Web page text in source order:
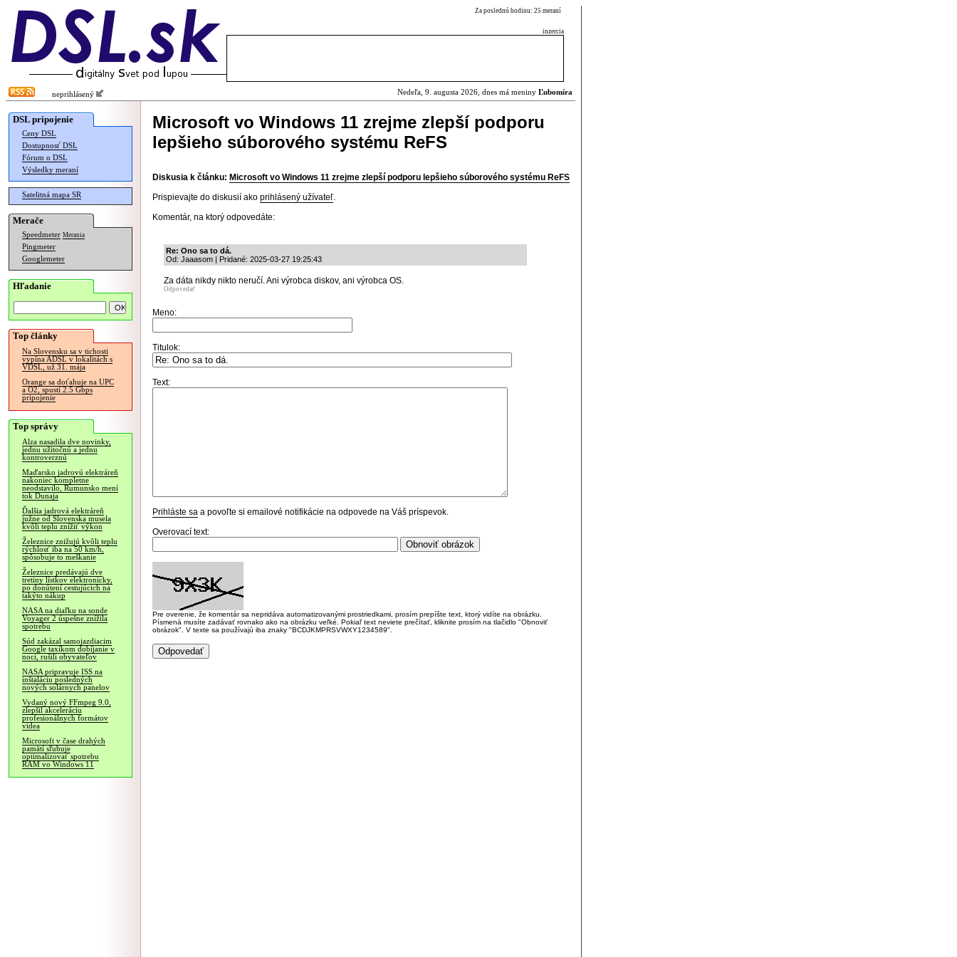
Za poslednú hodinu: 25 meraní
inzercia
neprihlásený Nedeľa, 9. augusta 2026, dnes má meniny Ľubomíra
DSL pripojenie
Ceny DSL
Dostupnosť DSL
Fórum o DSL
Výsledky meraní
Satelitná mapa SR
Merače
Speedmeter Merania
Pingmeter
Googlemeter
Hľadanie
Top články
Na Slovensku sa v tichosti
vypína ADSL v lokalitách s
VDSL, už 31. mája
Orange sa doťahuje na UPC
a O2, spustí 2.5 Gbps
pripojenie
Top správy
Alza nasadila dve novinky,
jednu užitočnú a jednu
kontroverznú
Maďarsko jadrovú elektráreň
nakoniec kompletne
neodstavilo, Rumunsko mení
tok Dunaja
Ďalšia jadrová elektráreň
južne od Slovenska musela
kvôli teplu znížiť výkon
Železnice znižujú kvôli teplu
rýchlosť iba na 50 km/h,
spôsobuje to meškanie
Železnice predávajú dve
tretiny lístkov elektronicky,
po donútení cestujúcich na
takýto nákup
NASA na diaľku na sonde
Voyager 2 úspešne znížila
spotrebu
Súd zakázal samojazdiacim
Google taxíkom dobíjanie v
noci, rušili obyvateľov
NASA pripravuje ISS na
inštaláciu posledných
nových solárnych panelov
Vydaný nový FFmpeg 9.0,
zlepšil akceleráciu
profesionálnych formátov
videa
Microsoft v čase drahých
pamätí sľubuje
optimalizovať spotrebu
RAM vo Windows 11
Microsoft vo Windows 11 zrejme zlepší podporu
lepšieho súborového systému ReFS
Diskusia k článku: Microsoft vo Windows 11 zrejme zlepší podporu lepšieho súborového systému ReFS
Prispievajte do diskusií ako prihlásený užívateľ.
Komentár, na ktorý odpovedáte:
Re: Ono sa to dá.
Od: Jaaasom | Pridané: 2025-03-27 19:25:43
Za dáta nikdy nikto neručí. Ani výrobca diskov, ani výrobca OS.
Odpovedať
Meno:
Titulok:
Text:
Prihláste sa a povoľte si emailové notifikácie na odpovede na Váš príspevok.
Overovací text:
Pre overenie, že komentár sa nepridáva automatizovanými prostriedkami, prosím prepíšte text, ktorý vidíte na obrázku.
Písmená musíte zadávať rovnako ako na obrázku veľké. Pokiaľ text neviete prečítať, kliknite prosím na tlačidlo "Obnoviť
obrázok". V texte sa používajú iba znaky "BCDJKMPRSVWXY1234589".